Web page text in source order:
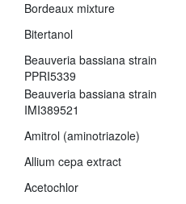
Bordeaux mixture
Bitertanol
Beauveria bassiana strain
PPRI5339
Beauveria bassiana strain
IMI389521
Amitrol (aminotriazole)
Allium cepa extract
Acetochlor